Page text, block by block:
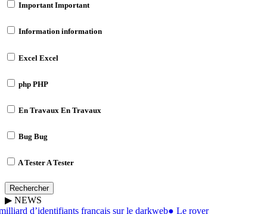
ImportantImportant
Information information
Excel Excel
php PHP
En Travaux En Travaux
Bug Bug
A TesterA Tester
Rechercher
▶ NEWS
d’identifiants français sur le darkweb●Le rover